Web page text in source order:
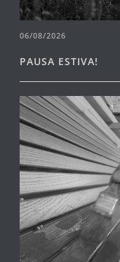
06/08/2026
PAUSA ESTIVA!